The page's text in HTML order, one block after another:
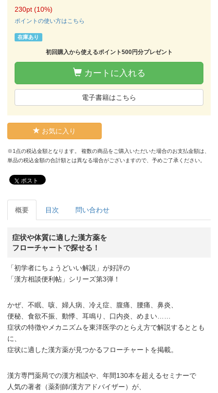
230pt (10%)
ポイントの使い方はこちら
在庫あり
初回購入から使えるポイント500円分プレゼント
カートに入れる
電子書籍はこちら
お気に入り
※1点の税込金額となります。 複数の商品をご購入いただいた場合のお支払金額は、
単品の税込金額の合計額とは異なる場合がございますので、予めご了承ください。
ポスト
概要 目次 問い合わせ
症状や体質に適した漢方薬を
フローチャートで探せる！
「初学者にちょうどいい解説」が好評の
「漢方相談便利帖」シリーズ第3弾！
かぜ、不眠、咳、婦人病、冷え症、腹痛、腰痛、鼻炎、
便秘、食欲不振、動悸、耳鳴り、口内炎、めまい……
症状の特徴やメカニズムを東洋医学のとらえ方で解説するととも
に、
症状に適した漢方薬が見つかるフローチャートを掲載。
漢方専門薬局での漢方相談や、年間130本を超えるセミナーで
人気の著者（薬剤師/漢方アドバイザー）が、